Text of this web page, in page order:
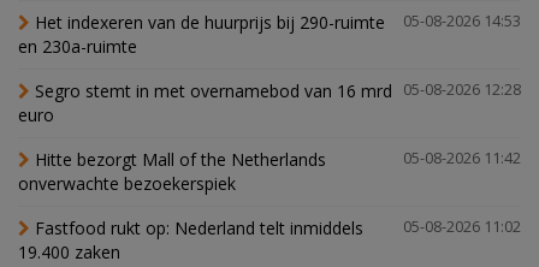
05-08-2026 14:53
Het indexeren van de huurprijs bij 290-ruimte
en 230a-ruimte
05-08-2026 12:28
Segro stemt in met overnamebod van 16 mrd
euro
05-08-2026 11:42
Hitte bezorgt Mall of the Netherlands
onverwachte bezoekerspiek
05-08-2026 11:02
Fastfood rukt op: Nederland telt inmiddels
19.400 zaken